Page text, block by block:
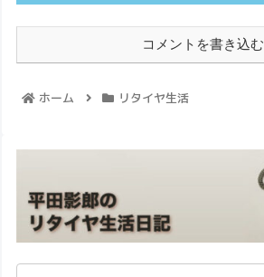
コメントを書き込む
ホーム リタイヤ生活